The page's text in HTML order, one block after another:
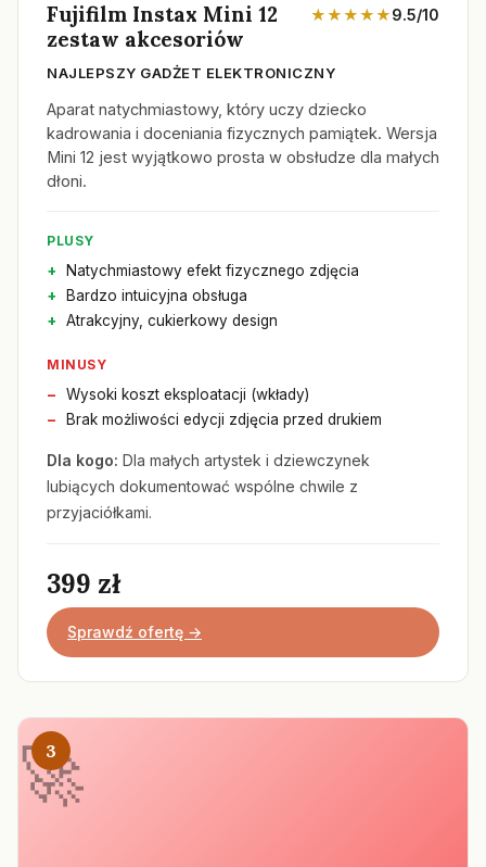
Fujifilm Instax Mini 12
zestaw akcesoriów
★★★★★9.5/10
NAJLEPSZY GADŻET ELEKTRONICZNY
Aparat natychmiastowy, który uczy dziecko
kadrowania i doceniania fizycznych pamiątek. Wersja
Mini 12 jest wyjątkowo prosta w obsłudze dla małych
dłoni.
PLUSY
Natychmiastowy efekt fizycznego zdjęcia
Bardzo intuicyjna obsługa
Atrakcyjny, cukierkowy design
MINUSY
Wysoki koszt eksploatacji (wkłady)
Brak możliwości edycji zdjęcia przed drukiem
Dla kogo: Dla małych artystek i dziewczynek
lubiących dokumentować wspólne chwile z
przyjaciółkami.
399 zł
Sprawdź ofertę →
3